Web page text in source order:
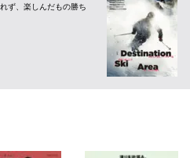
ず、楽しんだもの勝ち